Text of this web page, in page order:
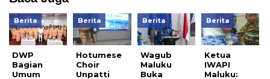
Berita
DWP
Bagian
Umum
Berita
Hotumese
Choir
Unpatti
Berita
Wagub
Maluku
Buka
Berita
Ketua
IWAPI
Maluku: